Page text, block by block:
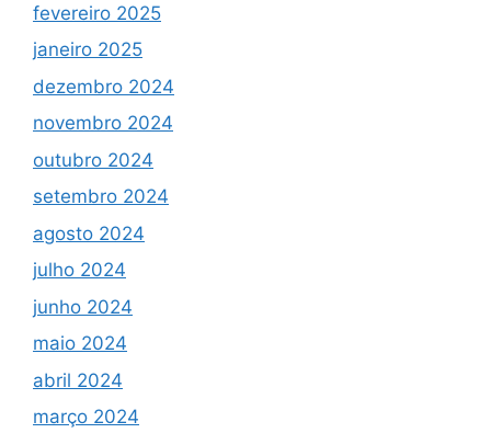
fevereiro 2025
janeiro 2025
dezembro 2024
novembro 2024
outubro 2024
setembro 2024
agosto 2024
julho 2024
junho 2024
maio 2024
abril 2024
março 2024